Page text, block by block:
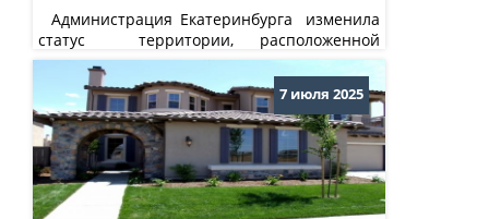
Администрация Екатеринбурга изменила
статус территории, расположенной
западнее ул. Щербакова между ул.
Лыжников и берегом реки Патрушихи (см.
нашу карту). Из территориальной зоны
ТОП-1 (территории общего пользования)
земля переведена в зону Ж-5 (многоэтажная
жилая застройка). Кроме того, для данной
территории установлена подзона №78.
Подзона №78 состоит из трёх фрагментов
7 июля 2025